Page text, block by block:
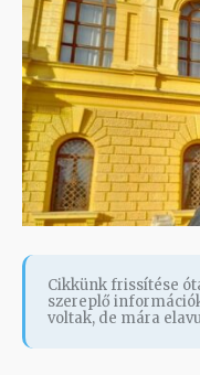
Cikkünk frissítése
szereplő
voltak, de mára